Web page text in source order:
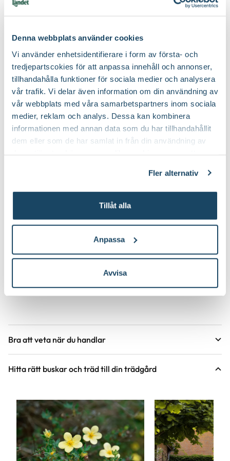
Denna webbplats använder cookies
Vi använder enhetsidentifierare i form av första- och
tredjepartscokies för att anpassa innehåll och annonser,
tillhandahålla funktioner för sociala medier och analysera
vår trafik. Vi delar även information om din användning av
vår webbplats med våra samarbetspartners inom sociala
medier, reklam och analys. Dessa kan kombinera
informationen med annan data som du har tillhandahållit
dem eller som de har samlat in från din användning av
Fler alternativ
Tillåt alla
Anpassa
Avvisa
till Trädgårdshandske Greppa
Lyckas med din magnolia
Plantera magnolia - blommar på bar
trädgård, men också ett stycke växthistoria. Denna urgamla
planta från dinosauriernas tid blommar under våren på bar
kvist.
Bra att veta när du handlar
Höjd, längd och bilder
är unika så kan måtten och din växts utseende
variera något från informationen och fotona på
hemsidan.
Hitta rätt buskar och träd till din trädgård